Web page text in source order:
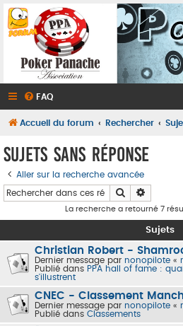
FAQ
Accueil du forum Rechercher
Sujets sans réponse
Aller sur la recherche avancée
Rechercher
La recherche a retourné 7
Sujets
Christian Robert -
Dernier message par nonopilote «
Publié dans PPA hall of fame :
s'illustrent
CNEC - Classement
Dernier message par nonopilote «
Publié dans Classements